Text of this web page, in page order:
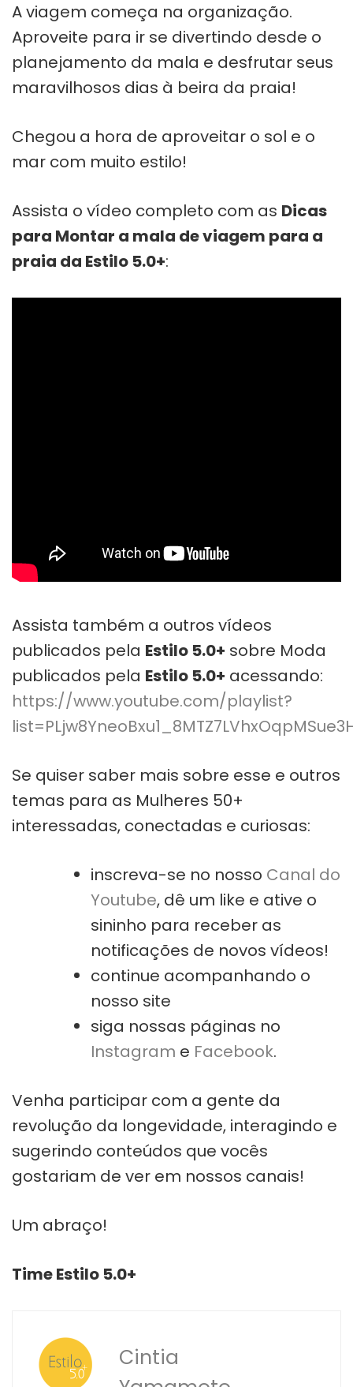
A viagem começa na organização.
Aproveite para ir se divertindo desde o
planejamento da mala e desfrutar seus
maravilhosos dias à beira da praia!
Chegou a hora de aproveitar o sol e o
mar com muito estilo!
Assista o vídeo completo com as Dicas
para Montar a mala de viagem para a
praia da Estilo 5.0+:
Assista também a outros vídeos
publicados pela Estilo 5.0+ sobre Moda
publicados pela Estilo 5.0+ acessando:
https://www.youtube.com/playlist?
Se quiser saber mais sobre esse e outros
temas para as Mulheres 50+
interessadas, conectadas e curiosas:
inscreva-se no nosso Canal do
Youtube, dê um like e ative o
sininho para receber as
notificações de novos vídeos!
continue acompanhando o
nosso site
siga nossas páginas no
Instagram e Facebook.
Venha participar com a gente da
revolução da longevidade, interagindo e
sugerindo conteúdos que vocês
gostariam de ver em nossos canais!
Um abraço!
Time Estilo 5.0+
Cintia